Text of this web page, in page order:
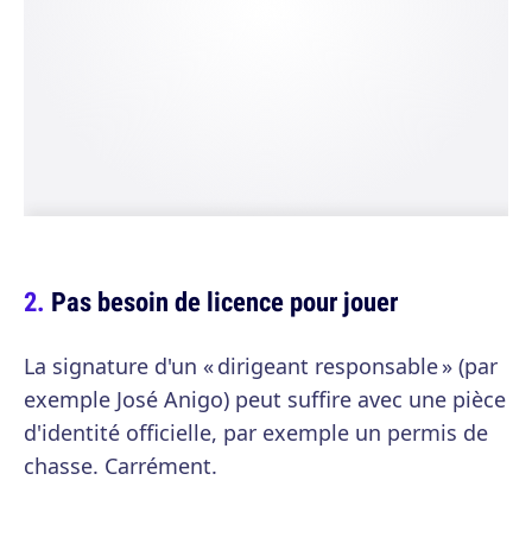
Pas besoin de licence pour jouer
La signature d'un « dirigeant responsable » (par
exemple José Anigo) peut suffire avec une pièce
d'identité officielle, par exemple un permis de
chasse. Carrément.